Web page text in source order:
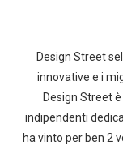
Design Street
innovative e i
Design Street
indipendenti
ha vinto per ben 2